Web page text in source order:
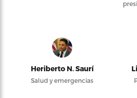
Heriberto N. Saurí
Salud y emergencias